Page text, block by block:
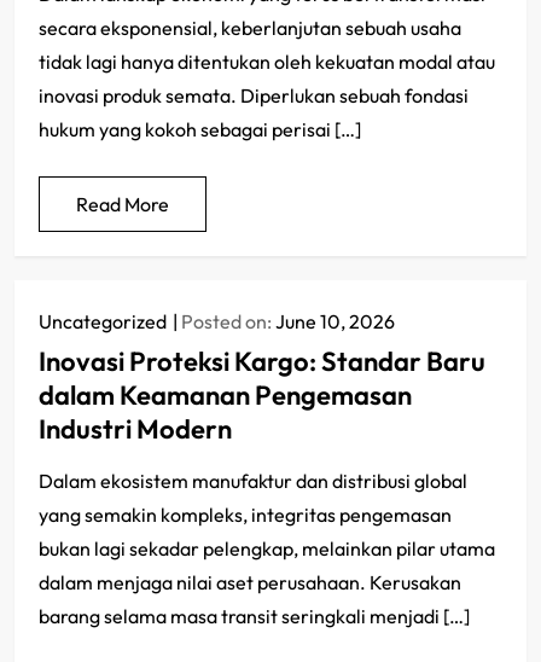
secara eksponensial, keberlanjutan sebuah usaha
tidak lagi hanya ditentukan oleh kekuatan modal atau
inovasi produk semata. Diperlukan sebuah fondasi
hukum yang kokoh sebagai perisai […]
Read More
Uncategorized Posted on: June 10, 2026
Inovasi Proteksi Kargo: Standar Baru
dalam Keamanan Pengemasan
Industri Modern
Dalam ekosistem manufaktur dan distribusi global
yang semakin kompleks, integritas pengemasan
bukan lagi sekadar pelengkap, melainkan pilar utama
dalam menjaga nilai aset perusahaan. Kerusakan
barang selama masa transit seringkali menjadi […]